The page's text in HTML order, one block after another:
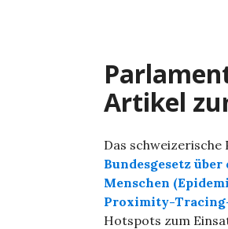
Artikel
Das schweizerische
Bundesgesetz
Menschen
Proximity-
Hotspots zum